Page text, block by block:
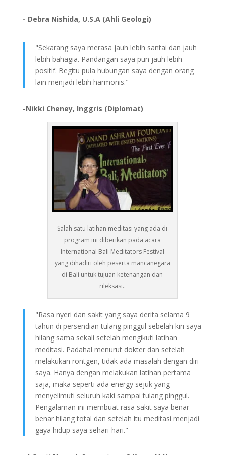
- Debra Nishida, U.S.A (Ahli Geologi)
"Sekarang saya merasa jauh lebih santai dan jauh
lebih bahagia. Pandangan saya pun jauh lebih
positif. Begitu pula hubungan saya dengan orang
lain menjadi lebih harmonis."
-Nikki Cheney, Inggris (Diplomat)
Salah satu latihan meditasi yang ada di
program ini diberikan pada acara
International Bali Meditators Festival
yang dihadiri oleh peserta mancanegara
di Bali untuk tujuan ketenangan dan
rileksasi..
"Rasa nyeri dan sakit yang saya derita selama 9
tahun di persendian tulang pinggul sebelah kiri saya
hilang sama sekali setelah mengikuti latihan
meditasi. Padahal menurut dokter dan setelah
melakukan rontgen, tidak ada masalah dengan diri
saya. Hanya dengan melakukan latihan pertama
saja, maka seperti ada energy sejuk yang
menyelimuti seluruh kaki sampai tulang pinggul.
Pengalaman ini membuat rasa sakit saya benar-
benar hilang total dan setelah itu meditasi menjadi
gaya hidup saya sehari-hari."